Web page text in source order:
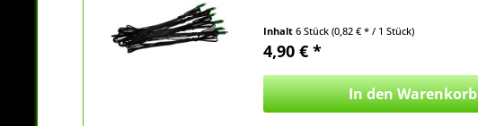
Inhalt6 Stück(0,82 € * / 1 Stück)
4,90 € *
In denWarenkorb